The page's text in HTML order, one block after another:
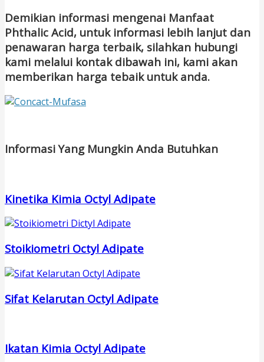
Demikian informasi mengenai Manfaat
Phthalic Acid, untuk informasi lebih lanjut dan
penawaran harga terbaik, silahkan hubungi
kami melalui kontak dibawah ini, kami akan
memberikan harga tebaik untuk anda.
Informasi Yang Mungkin Anda Butuhkan
Kinetika Kimia Octyl Adipate
Stoikiometri Octyl Adipate
Sifat Kelarutan Octyl Adipate
Ikatan Kimia Octyl Adipate